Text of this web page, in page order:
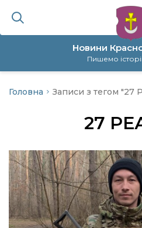
Новини
Пишемо
політика
Головна Записи з тегом "27
27